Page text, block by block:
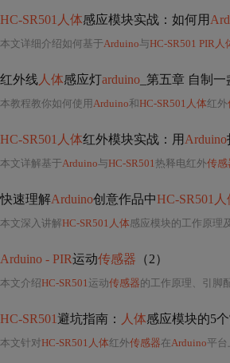
HC-SR501人体感应模块实战：如何用
本文详细介绍如何基于Arduino与HC-SR501 PIR人
红外线 人体感应灯arduino _第五章 自制一
本教程教你如何使用Arduino和HC-SR501人体红外
HC-SR501人体红外模块实战：用 Arduino
本文详解基于Arduino与HC-SR501热释电红外传感
快速理解Arduino创意作品中HC-SR501人
本文深入讲解HC-SR501人体感应模块的工作原理
Arduino - PIR运动传感器 （2）
本文介绍HC-SR501运动传感器的工作原理、引脚
HC-SR501 避坑指南： 人体感应模块的5
本文针对HC-SR501人体红外传感器在Arduino平台上的